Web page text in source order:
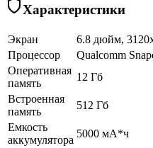
Характеристики
Экран
6.8 дюйм,
Процессор
Qualcomm
Оперативная
память
12 Гб
Встроенная
память
512 Гб
Емкость
аккумулятора
5000 мА*ч